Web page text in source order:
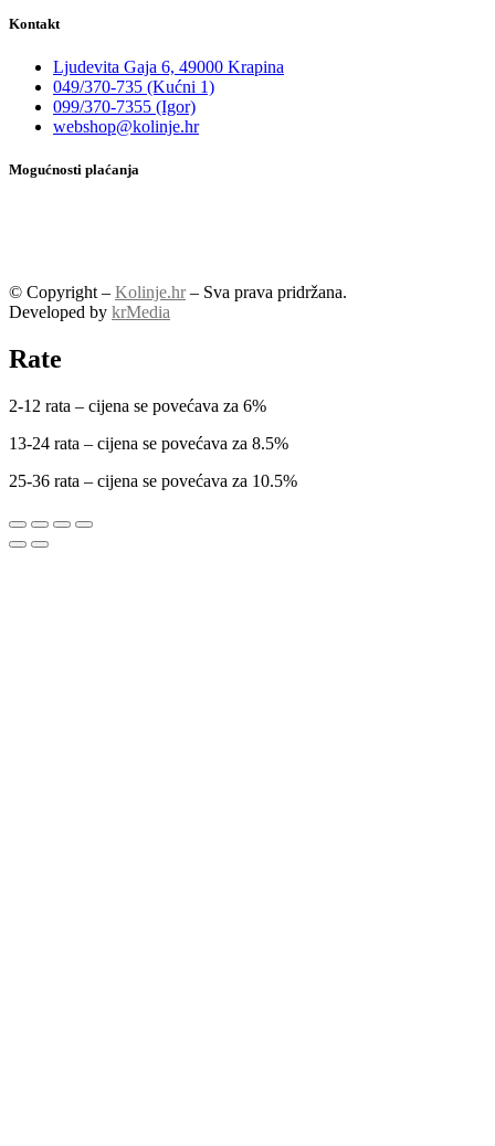
Kontakt
Ljudevita Gaja 6, 49000 Krapina
049/370-735 (Kućni 1)
099/370-7355 (Igor)
webshop@kolinje.hr
Mogućnosti plaćanja
© Copyright – Kolinje.hr– Sva prava pridržana.
Developed by krMedia
Rate
2-12 rata – cijena se povećava za 6%
13-24 rata – cijena se povećava za 8.5%
25-36 rata – cijena se povećava za 10.5%